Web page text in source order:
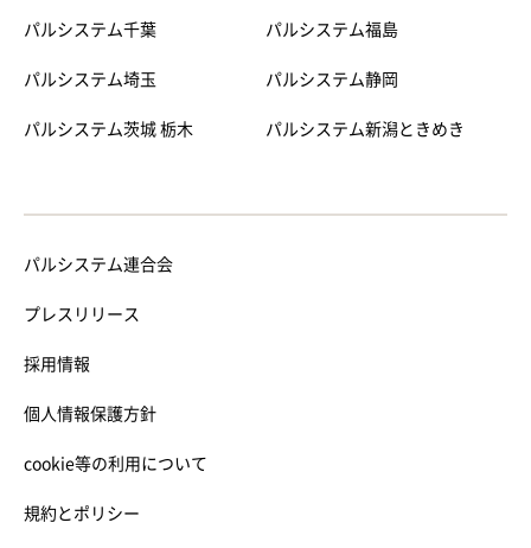
パルシステム千葉
パルシステム埼玉
パルシステム茨城 栃木
パルシステム福島
パルシステム静岡
パルシステム新潟ときめき
パルシステム連合会
プレスリリース
採用情報
個人情報保護方針
cookie等の利用について
規約とポリシー